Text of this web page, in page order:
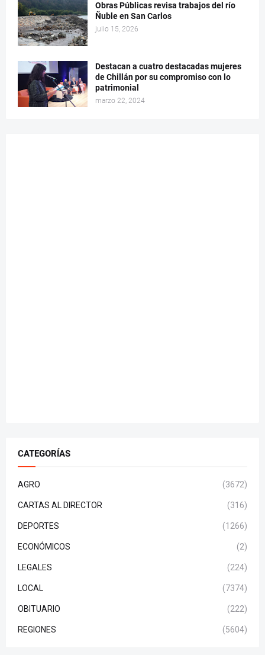
Obras Públicas revisa trabajos del río
Ñuble en San Carlos
julio 15, 2026
Destacan a cuatro destacadas mujeres
de Chillán por su compromiso con lo
patrimonial
marzo 22, 2024
CATEGORÍAS
AGRO (3672)
CARTAS AL DIRECTOR (316)
DEPORTES (1266)
ECONÓMICOS (2)
LEGALES (224)
LOCAL (7374)
OBITUARIO (222)
REGIONES (5604)